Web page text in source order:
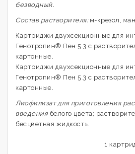
безводный.
Состав растворителя:м-крезол,
Картриджи двухсекционные для
Генотропин® Пен 5.3 с
картонные.
Картриджи двухсекционные для
Генотропин® Пен 5.3 с
картонные.
Лиофилизат для приготовления
введениябелого цвета;
бесцветная жидкость.
1